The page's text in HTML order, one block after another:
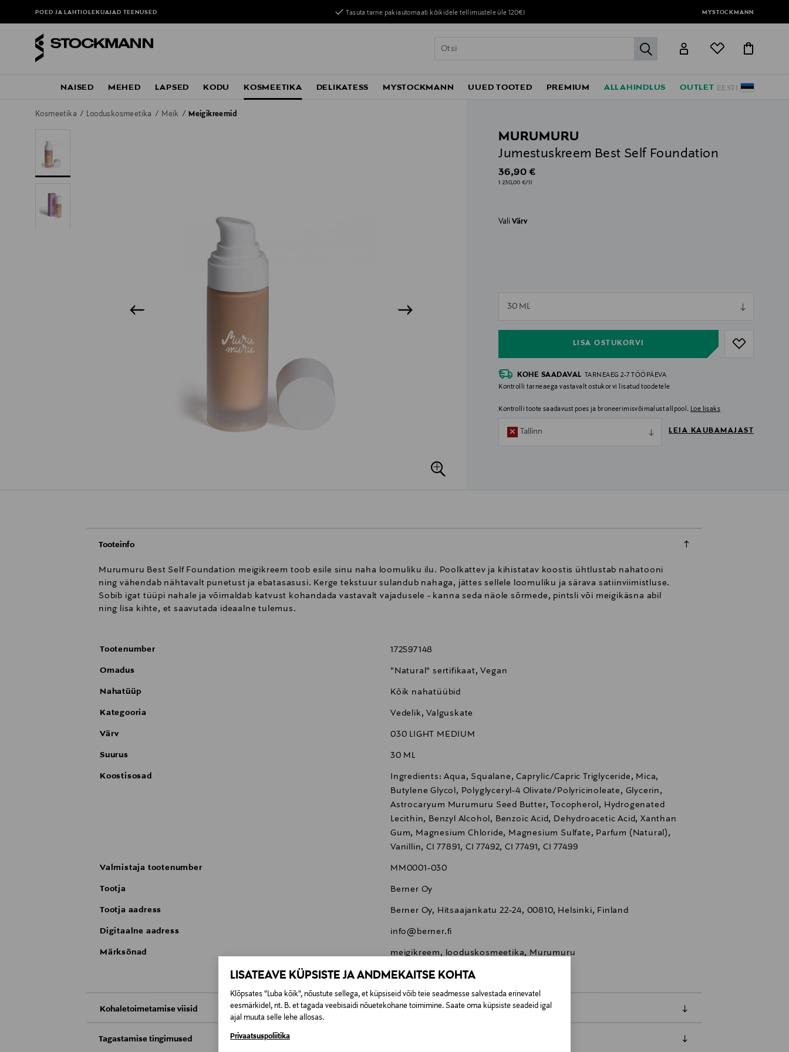
LISATEAVE KÜPSISTE JA ANDMEKAITSE KOHTA
Klõpsates "Luba kõik", nõustute sellega, et küpsiseid võib teie seadmesse salvestada erinevatel
eesmärkidel, nt. B. et tagada veebisaidi nõuetekohane toimimine. Saate oma küpsiste seadeid igal
ajal muuta selle lehe allosas.
Privaatsuspoliitika
POED JA LAHTIOLEKUAJADTEENUSED Tasuta tarne pakiautomaati kõikidele tellimustele üle 120€! MYSTOCKMANN
label.header.go
EESTI
NAISED MEHED LAPSED KODU KOSMEETIKA DELIKATESS MYSTOCKMANN UUED TOOTED PREMIUM ALLAHINDLUS OUTLET
Kosmeetika Looduskosmeetika Meik Meigikreemid
MURUMURU
Jumestuskreem Best Self Foundation
Original Price
36,90 €
1 230,00 €/1l
ValiVärv
30 ML
LISA OSTUKORVI
null
KOHE SAADAVAL TARNEAEG 2-7 TÖÖPÄEVA
Kontrolli tarneaega vastavalt ostukorvi lisatud toodetele
Kontrolli toote saadavust poes ja broneerimisvõimalust allpool. Loe lisaks
Tallinn LEIA KAUBAMAJAST
Tooteinfo
Murumuru Best Self Foundation meigikreem toob esile sinu naha loomuliku ilu. Poolkattev ja kihistatav koostis ühtlustab nahatooni
ning vähendab nähtavalt punetust ja ebatasasusi. Kerge tekstuur sulandub nahaga, jättes sellele loomuliku ja särava satiinviimistluse.
Sobib igat tüüpi nahale ja võimaldab katvust kohandada vastavalt vajadusele - kanna seda näole sõrmede, pintsli või meigikäsna abil
ning lisa kihte, et saavutada ideaalne tulemus.
Tootenumber 172597148
Omadus "Natural" sertifikaat, Vegan
Nahatüüp Kõik nahatüübid
Kategooria Vedelik, Valguskate
Värv 030 LIGHT MEDIUM
Suurus 30 ML
Koostisosad
Ingredients: Aqua, Squalane, Caprylic/Capric Triglyceride, Mica,
Butylene Glycol, Polyglyceryl-4 Olivate/Polyricinoleate, Glycerin,
Astrocaryum Murumuru Seed Butter, Tocopherol, Hydrogenated
Lecithin, Benzyl Alcohol, Benzoic Acid, Dehydroacetic Acid, Xanthan
Gum, Magnesium Chloride, Magnesium Sulfate, Parfum (Natural),
Vanillin, CI 77891, CI 77492, CI 77491, CI 77499
Valmistaja tootenumber MM0001-030
Tootja Berner Oy
Tootja aadress Berner Oy, Hitsaajankatu 22-24, 00810, Helsinki, Finland
Digitaalne aadress info@berner.fi
Märksõnad meigikreem, looduskosmeetika, Murumuru
Kohaletoimetamise viisid
Tagastamise tingimused